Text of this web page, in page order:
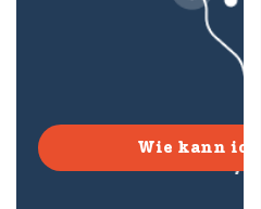
Wie kann ich